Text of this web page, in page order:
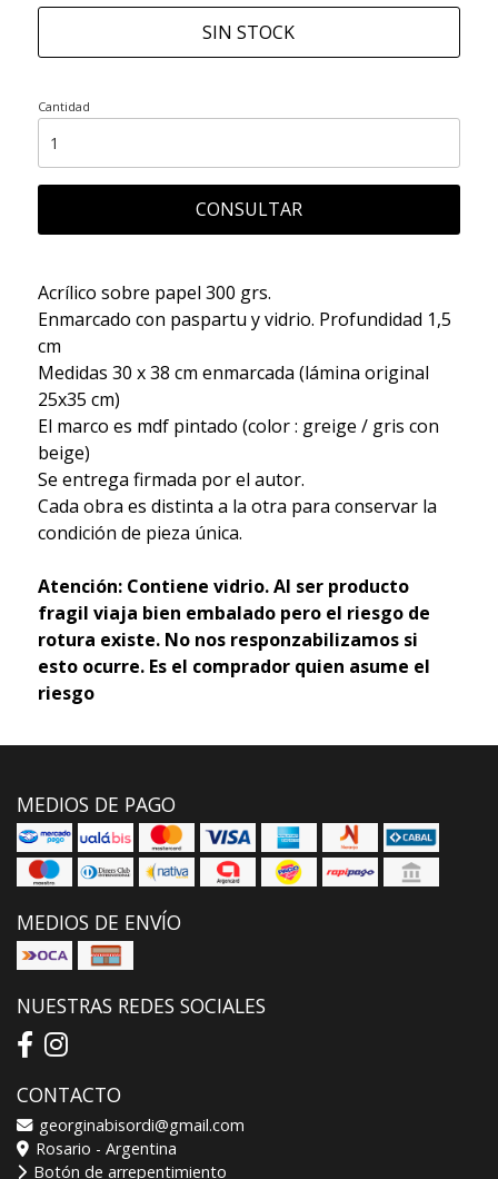
SIN STOCK
Cantidad
CONSULTAR
Acrílico sobre papel 300 grs.
Enmarcado con paspartu y vidrio. Profundidad 1,5
cm
Medidas 30 x 38 cm enmarcada (lámina original
25x35 cm)
El marco es mdf pintado (color : greige / gris con
beige)
Se entrega firmada por el autor.
Cada obra es distinta a la otra para conservar la
condición de pieza única.
Atención: Contiene vidrio. Al ser producto
fragil viaja bien embalado pero el riesgo de
rotura existe. No nos responzabilizamos si
esto ocurre. Es el comprador quien asume el
riesgo
MEDIOS DE PAGO
MEDIOS DE ENVÍO
NUESTRAS REDES SOCIALES
CONTACTO
georginabisordi@gmail.com
Rosario - Argentina
Botón de arrepentimiento